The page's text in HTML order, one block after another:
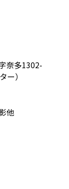
奈多1302-
）
他